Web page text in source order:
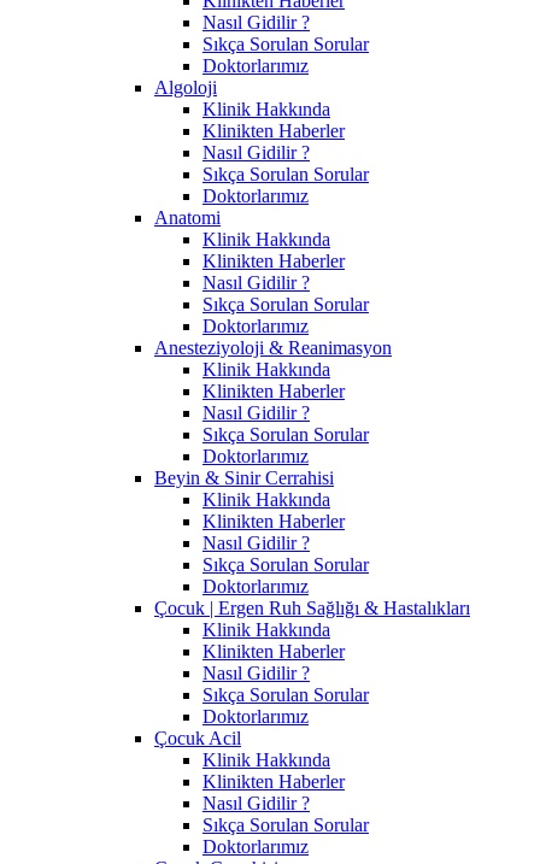
Nasıl Gidilir ?
Sıkça Sorulan Sorular
Doktorlarımız
Algoloji
Klinik Hakkında
Klinikten Haberler
Nasıl Gidilir ?
Sıkça Sorulan Sorular
Doktorlarımız
Anatomi
Klinik Hakkında
Klinikten Haberler
Nasıl Gidilir ?
Sıkça Sorulan Sorular
Doktorlarımız
Anesteziyoloji & Reanimasyon
Klinik Hakkında
Klinikten Haberler
Nasıl Gidilir ?
Sıkça Sorulan Sorular
Doktorlarımız
Beyin & Sinir Cerrahisi
Klinik Hakkında
Klinikten Haberler
Nasıl Gidilir ?
Sıkça Sorulan Sorular
Doktorlarımız
Çocuk | Ergen Ruh Sağlığı & Hastalıkları
Klinik Hakkında
Klinikten Haberler
Nasıl Gidilir ?
Sıkça Sorulan Sorular
Doktorlarımız
Çocuk Acil
Klinik Hakkında
Klinikten Haberler
Nasıl Gidilir ?
Sıkça Sorulan Sorular
Doktorlarımız